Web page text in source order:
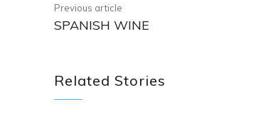
Previous article
SPANISH WINE
Related Stories